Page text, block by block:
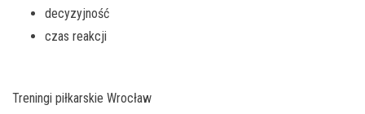
decyzyjność
czas reakcji
Treningi piłkarskie Wrocław